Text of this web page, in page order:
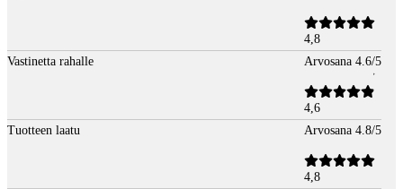
4,8
Vastinetta rahalle
Arvosana 4.6/5
4,6
Tuotteen laatu
Arvosana 4.8/5
4,8